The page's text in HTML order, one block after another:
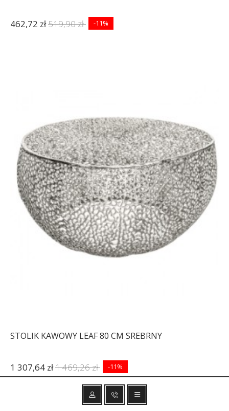
462,72 zł519,90 zł -11%
STOLIK KAWOWY LEAF 80 CM SREBRNY
1 307,64 zł1 469,26 zł -11%